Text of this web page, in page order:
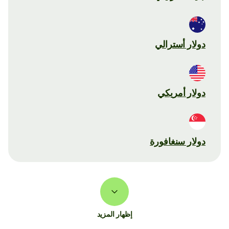
دولار أسترالي
دولار أمريكي
دولار سنغافورة
إظهار المزيد